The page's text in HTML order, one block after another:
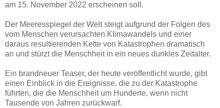
am 15. November 2022 erscheinen soll.
Der Meeresspiegel der Welt steigt aufgrund der Folgen des
vom Menschen verursachten Klimawandels und einer
daraus resultierenden Kette von Katastrophen dramatisch
an und stürzt die Menschheit in ein neues dunkles Zeitalter.
Ein brandneuer Teaser, der heute veröffentlicht wurde, gibt
einen Einblick in die Ereignisse, die zu der Katastrophe
führten, die die Menschheit um Hunderte, wenn nicht
Tausende von Jahren zurückwarf.